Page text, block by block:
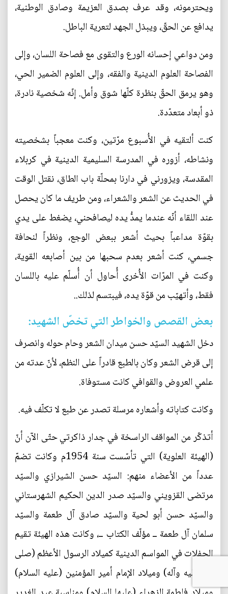
ويحترمونه، وقد عرف بصدق العزيمة وصادق الوطنية،
يدافع عن الحقّ، ويبذل الجهد لتعرية الباطل.
ومن دواعي إحسانه الورع والتقوى مع فصاحة اللسان، وإلى
الفصاحة العلوم الدينية والفقه، وإلى العلوم الضمير الحي،
وهو يرمق الحقّ بنظرة كلّها شوق وأمل. إنّه شخصية نادرة،
ذو أبعاد متعدّدة.
كنت ألتقيه في الأُسبوع مرّتين، وكنت معجباً بشخصيته
ونشاطه، أزوره في المدرسة السليمية الدينية في كربلاء
المقدسة، ويزورني في دارنا بمحلّة باب الطاق، نقتل الوقت
في الحديث عن الشعر والشعراء، ومن طريف ما كان يحصل
عند اللقاء أنّه عندما يمدُّ يده ليصافحني، يضغط على يدي
بقوّة مداعباً بحيث أشعر ببعض الوجع، ونظراً لنحافة
جسمي، كنت أشعر بعدم سحبها من بين أصابعه القوية،
وكنت في المرّات الأُخرى أُحاول أن أُسلّم عليه باللسان
فقط، وأتهيّب من قوّة يده، فيبتسم لذلك..
بعض القصص والخواطر التي تخصّ الشهيد:
دخل الشهيد السيّد حسن ميدان الشعر وحام حوله وانصرف
إلى قرض الشعر وكان بالطبع قادراً على النظم، لأنّ عدته من
علمي العروض والقوافي كانت مستوفاة.
وكانت كتاباته وأشعاره مرسلة تصدر عن طبع لا تكلّف فيه.
أتذكّر من المواقف الراسخة في جدار ذاكرتي حتّى الآن أنّ
(الهيئة العلوية) التي تأسّست سنة 1954م وكانت تضمّ
عدداً من الأعضاء منهم: السيّد حسن الشيرازي والسيّد
مرتضى القزويني والسيّد صدر الدين الحكيم الشهرستاني
والسيّد حسن أبو لحية والسيّد صادق آل طعمة والسيّد
سلمان آل طعمة ــ مؤلّف الكتاب ــ، وكانت هذه الهيئة تقيم
الحفلات في المواسم الدينية كميلاد الرسول الأعظم (صلى
الله عليه وآله) وميلاد الإمام أمير المؤمنين (عليه السلام)